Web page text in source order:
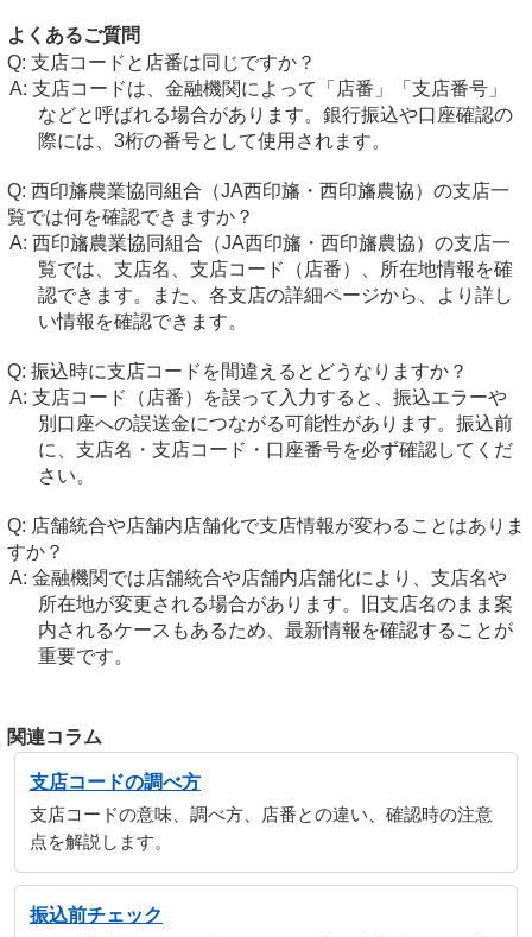
よくあるご質問
支店コードと店番は同じですか？
支店コードは、金融機関によって「店番」「支店番号」
などと呼ばれる場合があります。銀行振込や口座確認の
際には、3桁の番号として使用されます。
西印旛農業協同組合（JA西印旛・西印旛農協）の支店一
覧では何を確認できますか？
西印旛農業協同組合（JA西印旛・西印旛農協）の支店一
覧では、支店名、支店コード（店番）、所在地情報を確
認できます。また、各支店の詳細ページから、より詳し
い情報を確認できます。
振込時に支店コードを間違えるとどうなりますか？
支店コード（店番）を誤って入力すると、振込エラーや
別口座への誤送金につながる可能性があります。振込前
に、支店名・支店コード・口座番号を必ず確認してくだ
さい。
店舗統合や店舗内店舗化で支店情報が変わることはありま
すか？
金融機関では店舗統合や店舗内店舗化により、支店名や
所在地が変更される場合があります。旧支店名のまま案
内されるケースもあるため、最新情報を確認することが
重要です。
関連コラム
支店コードの調べ方
支店コードの意味、調べ方、店番との違い、確認時の注意
点を解説します。
振込前チェック